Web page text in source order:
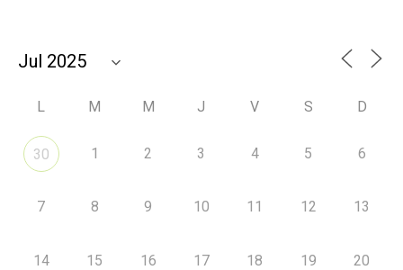
L M M J V S D
30 1 2 3 4 5 6
7 8 9 10 11 12 13
14 15 16 17 18 19 20